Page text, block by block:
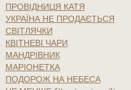
ПРОВІДНИЦЯ КАТЯ
УКРАЇНА НЕ ПРОДАЄТЬСЯ
СВІТЛЯЧКИ
КВІТНЕВІ ЧАРИ
МАНДРІВНИК
МАРІОНЕТКА
ПОДОРОЖ НА НЕБЕСА